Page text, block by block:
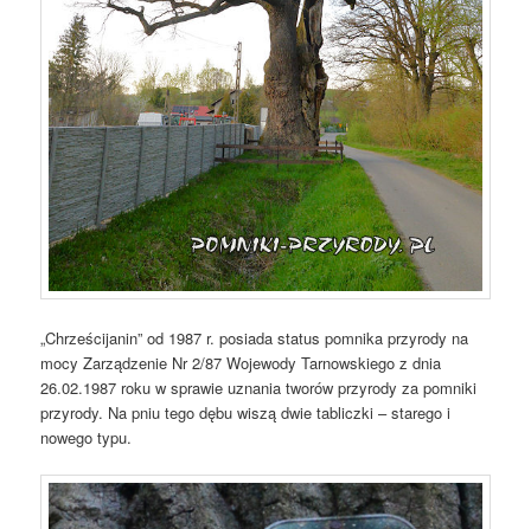
„Chrześcijanin” od 1987 r. posiada status pomnika przyrody na
mocy Zarządzenie Nr 2/87 Wojewody Tarnowskiego z dnia
26.02.1987 roku w sprawie uznania tworów przyrody za pomniki
przyrody. Na pniu tego dębu wiszą dwie tabliczki – starego i
nowego typu.